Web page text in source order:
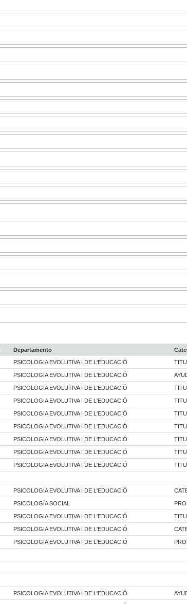
Departamento
PSICOLOGIA EVOLUTIVA I DE L'EDUCACIÓ
PSICOLOGIA EVOLUTIVA I DE L'EDUCACIÓ
PSICOLOGIA EVOLUTIVA I DE L'EDUCACIÓ
PSICOLOGIA EVOLUTIVA I DE L'EDUCACIÓ
PSICOLOGIA EVOLUTIVA I DE L'EDUCACIÓ
PSICOLOGIA EVOLUTIVA I DE L'EDUCACIÓ
PSICOLOGIA EVOLUTIVA I DE L'EDUCACIÓ
PSICOLOGIA EVOLUTIVA I DE L'EDUCACIÓ
PSICOLOGIA EVOLUTIVA I DE L'EDUCACIÓ
PSICOLOGIA EVOLUTIVA I DE L'EDUCACIÓ
PSICOLOGÍA SOCIAL
PSICOLOGIA EVOLUTIVA I DE L'EDUCACIÓ
PSICOLOGIA EVOLUTIVA I DE L'EDUCACIÓ
PSICOLOGIA EVOLUTIVA I DE L'EDUCACIÓ
PSICOLOGIA EVOLUTIVA I DE L'EDUCACIÓ